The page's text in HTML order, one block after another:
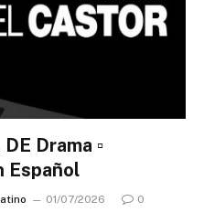
Drama ▫️
Español
01/07/2026 0